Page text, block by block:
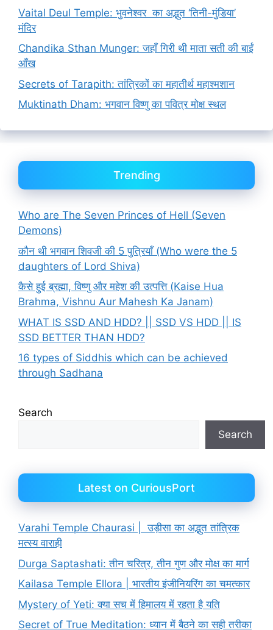
Vaital Deul Temple: भुवनेश्वर का अद्भुत ‘तिनी-मुंडिया’
मंदिर
Chandika Sthan Munger: जहाँ गिरी थी माता सती की बाईं
आँख
Secrets of Tarapith: तांत्रिकों का महातीर्थ महाश्मशान
Muktinath Dham: भगवान विष्णु का पवित्र मोक्ष स्थल
Trending
Who are The Seven Princes of Hell (Seven
Demons)
कौन थी भगवान शिवजी की 5 पुत्रियाँ (Who were the 5
daughters of Lord Shiva)
कैसे हुई ब्रह्मा, विष्णु और महेश की उत्पत्ति (Kaise Hua
Brahma, Vishnu Aur Mahesh Ka Janam)
WHAT IS SSD AND HDD? || SSD VS HDD || IS
SSD BETTER THAN HDD?
16 types of Siddhis which can be achieved
through Sadhana
Search
Search
Latest on CuriousPort
Varahi Temple Chaurasi | उड़ीसा का अद्भुत तांत्रिक
मत्स्य वाराही
Durga Saptashati: तीन चरित्र, तीन गुण और मोक्ष का मार्ग
Kailasa Temple Ellora | भारतीय इंजीनियरिंग का चमत्कार
Mystery of Yeti: क्या सच में हिमालय में रहता है यति
Secret of True Meditation: ध्यान में बैठने का सही तरीका